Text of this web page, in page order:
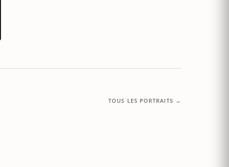
TOUS LES PORTRAITS →